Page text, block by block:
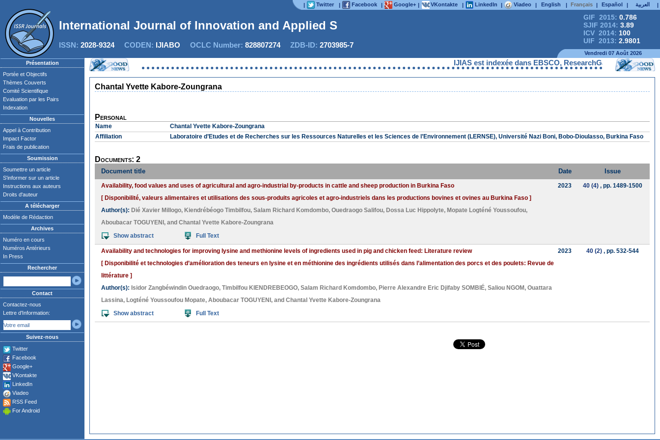
| Twitter | Facebook | Google+ | VKontakte | LinkedIn | Viadeo | English | Français | Español | العربية |
GIF 2015: 0.786
SJIF 2014: 3.89
ICV 2014: 100
UIF 2013: 2.9801
International Journal of Innovation and Applied Stu
ISSN: 2028-9324CODEN: IJIABO OCLC Number: 828807274ZDB-ID: 2703985-7
Vendredi 07 Août 2026
Présentation
Portée et Objectifs
Thèmes Couverts
Comité Scientifique
Evaluation par les Pairs
Indexation
Nouvelles
Appel à Contribution
Impact Factor
Frais de publication
Soumission
Soumettre un article
S'informer sur un article
Instructions aux auteurs
Droits d'auteur
A télécharger
Modèle de Rédaction
Archives
Numéro en cours
Numéros Antérieurs
In Press
Rechercher
Contact
Contactez-nous
Lettre d'Information:
Suivez-nous
Twitter
Facebook
Google+
VKontakte
LinkedIn
Viadeo
RSS Feed
For Android
IJIAS est indexée dans EBSCO, ResearchGate, ProQuest,
Chantal Yvette Kabore-Zoungrana
Personal
Name
Chantal Yvette Kabore-Zoungrana
Affiliation
Laboratoire d’Etudes et de Recherches sur les Ressources Naturelles et les Sciences de l’Environnement (LERNSE), Université Nazi Boni, Bobo-Dioulasso, Burkina Faso
Documents: 2
Document title Date Issue
Availability, food values and uses of agricultural and agro-industrial by-products in cattle and sheep production in Burkina Faso
[ Disponibilité, valeurs alimentaires et utilisations des sous-produits agricoles et agro-industriels dans les productions bovines et ovines au Burkina Faso ]
Author(s): Dié Xavier Millogo, Kiendrébéogo Timbilfou, Salam Richard Komdombo, Ouedraogo Salifou, Dossa Luc Hippolyte, Mopate Logténé Youssoufou,
Aboubacar TOGUYENI , and Chantal Yvette Kabore-Zoungrana
Show abstract
Full Text
2023 40 (4), pp. 1489-1500
Availability and technologies for improving lysine and methionine levels of ingredients used in pig and chicken feed: Literature review
[ Disponibilité et technologies d’amélioration des teneurs en lysine et en méthionine des ingrédients utilisés dans l’alimentation des porcs et des poulets: Revue de
littérature ]
Author(s): Isidor Zangbéwindin Ouedraogo, Timbilfou KIENDREBEOGO, Salam Richard Komdombo, Pierre Alexandre Eric Djifaby SOMBIÉ, Saliou NGOM , Ouattara
Lassina, Logténé Youssoufou Mopate, Aboubacar TOGUYENI , and Chantal Yvette Kabore-Zoungrana
Show abstract
Full Text
2023 40 (2), pp. 532-544